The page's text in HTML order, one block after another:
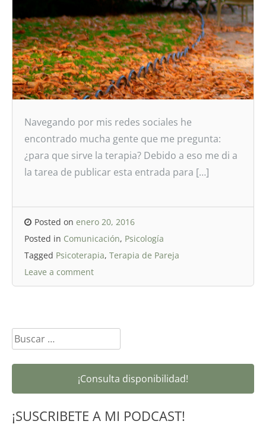
Navegando por mis redes sociales he
encontrado mucha gente que me pregunta:
¿para que sirve la terapia? Debido a eso me di a
la tarea de publicar esta entrada para […]
Posted on enero 20, 2016
Posted in Comunicación, Psicología
Tagged Psicoterapia, Terapia de Pareja
Leave a comment
Buscar:
¡Consulta disponibilidad!
¡SUSCRIBETE A MI PODCAST!